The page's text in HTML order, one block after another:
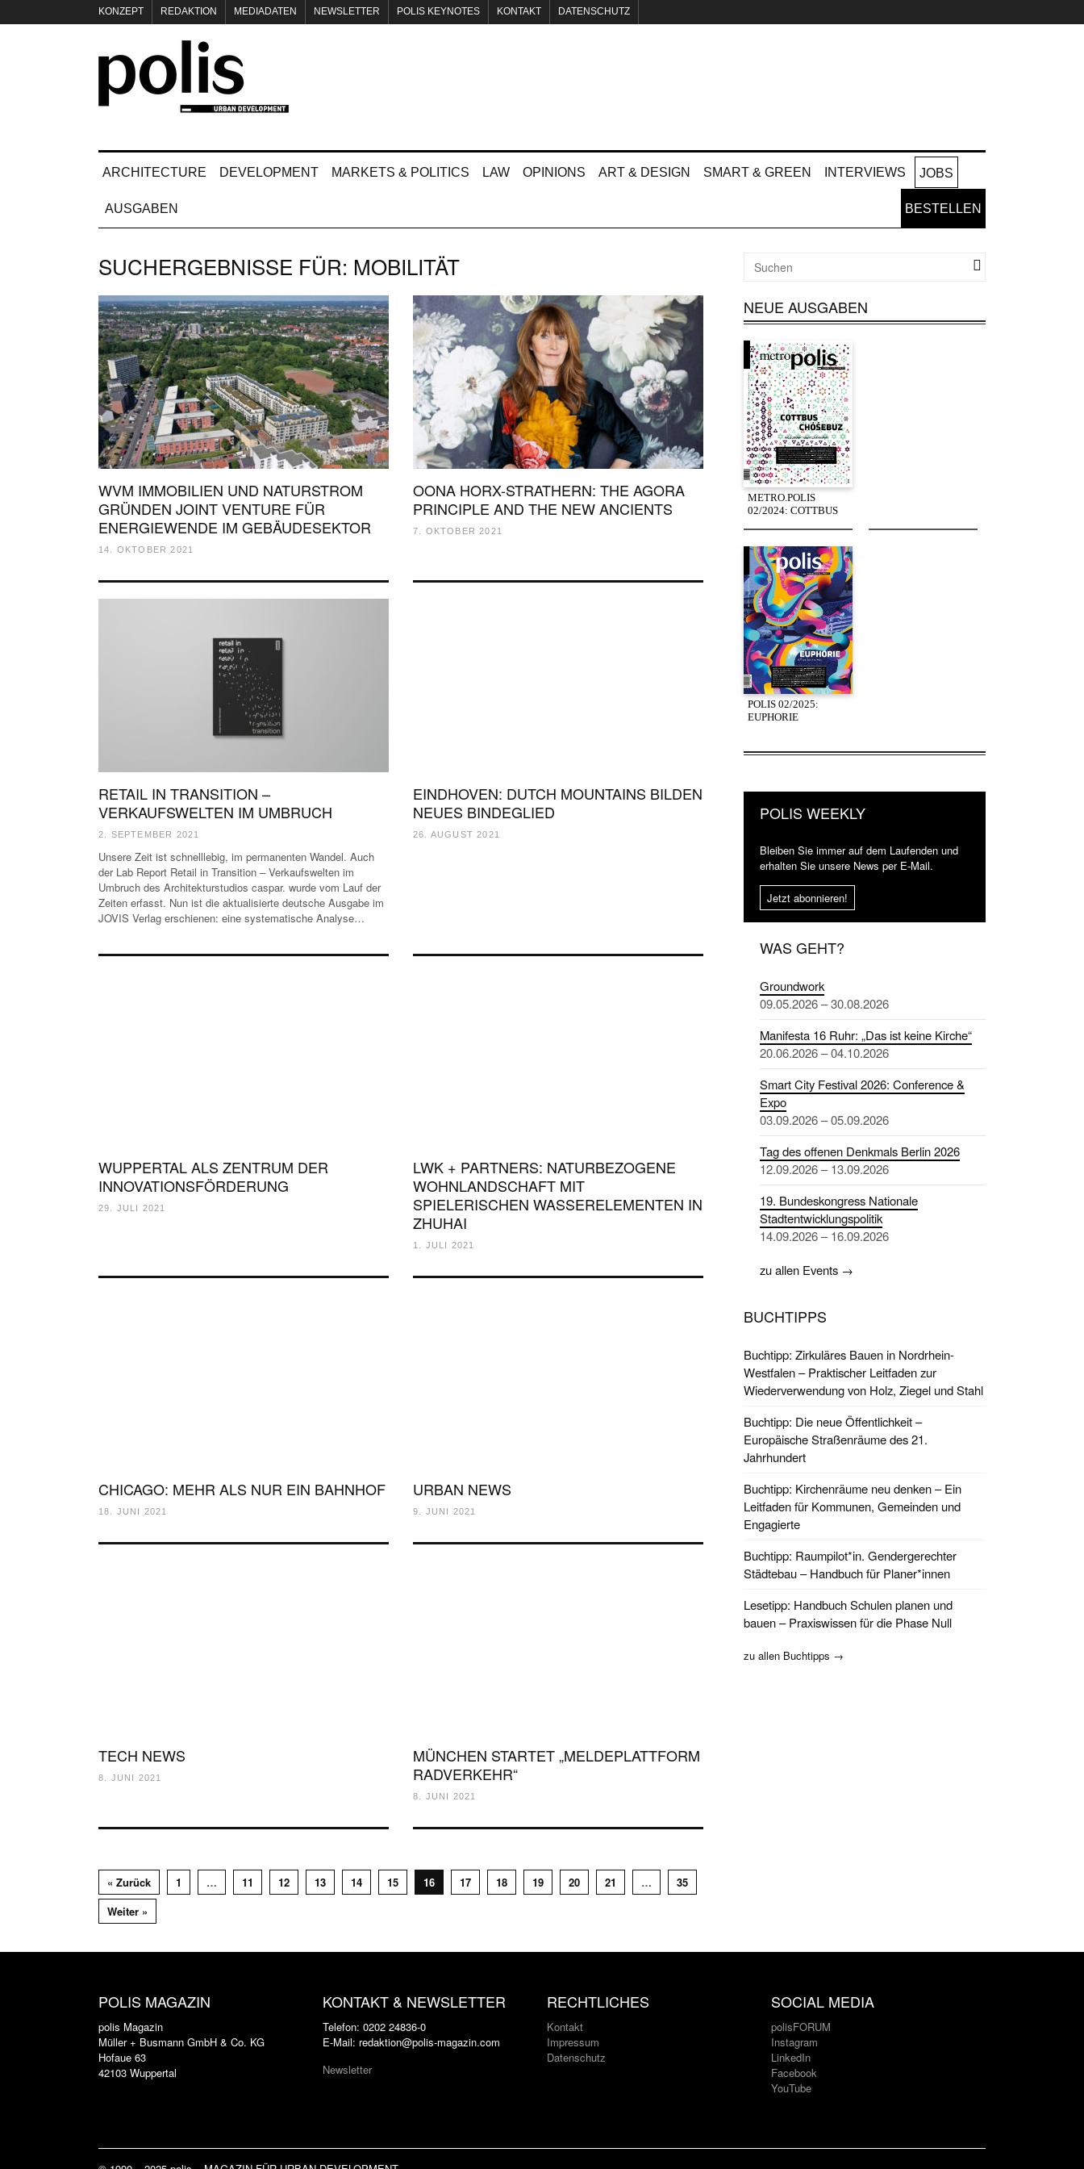
KONZEPT REDAKTION MEDIADATEN NEWSLETTER POLIS KEYNOTES KONTAKT DATENSCHUTZ
ARCHITECTURE DEVELOPMENT MARKETS & POLITICS LAW OPINIONS ART & DESIGN SMART & GREEN INTERVIEWS JOBS
AUSGABEN BESTELLEN
SUCHERGEBNISSE FÜR: MOBILITÄT
WVM IMMOBILIEN UND NATURSTROM
GRÜNDEN JOINT VENTURE FÜR
ENERGIEWENDE IM GEBÄUDESEKTOR
14. OKTOBER 2021
OONA HORX-STRATHERN: THE AGORA
PRINCIPLE AND THE NEW ANCIENTS
7. OKTOBER 2021
RETAIL IN TRANSITION –
VERKAUFSWELTEN IM UMBRUCH
2. SEPTEMBER 2021
Unsere Zeit ist schnelllebig, im permanenten Wandel. Auch
der Lab Report Retail in Transition – Verkaufswelten im
Umbruch des Architekturstudios caspar. wurde vom Lauf der
Zeiten erfasst. Nun ist die aktualisierte deutsche Ausgabe im
JOVIS Verlag erschienen: eine systematische Analyse…
EINDHOVEN: DUTCH MOUNTAINS BILDEN
NEUES BINDEGLIED
26. AUGUST 2021
WUPPERTAL ALS ZENTRUM DER
INNOVATIONSFÖRDERUNG
29. JULI 2021
LWK + PARTNERS: NATURBEZOGENE
WOHNLANDSCHAFT MIT
SPIELERISCHEN WASSERELEMENTEN IN
ZHUHAI
1. JULI 2021
CHICAGO: MEHR ALS NUR EIN BAHNHOF
18. JUNI 2021
URBAN NEWS
9. JUNI 2021
TECH NEWS
8. JUNI 2021
MÜNCHEN STARTET „MELDEPLATTFORM
RADVERKEHR“
8. JUNI 2021
« Zurück 1 … 11 12 13 14 15 16 17 18 19 20 21 …
35
Weiter »
NEUE AUSGABEN
METRO.POLIS
02/2024: COTTBUS
POLIS 02/2025:
EUPHORIE
POLIS WEEKLY
Bleiben Sie immer auf dem Laufenden und
erhalten Sie unsere News per E-Mail.
Jetzt abonnieren!
WAS GEHT?
Groundwork
09.05.2026 – 30.08.2026
Manifesta 16 Ruhr: „Das ist keine Kirche“
20.06.2026 – 04.10.2026
Smart City Festival 2026: Conference &
Expo
03.09.2026 – 05.09.2026
Tag des offenen Denkmals Berlin 2026
12.09.2026 – 13.09.2026
19. Bundeskongress Nationale
Stadtentwicklungspolitik
14.09.2026 – 16.09.2026
zu allen Events →
BUCHTIPPS
Buchtipp: Zirkuläres Bauen in Nordrhein-
Westfalen – Praktischer Leitfaden zur
Wiederverwendung von Holz, Ziegel und Stahl
Buchtipp: Die neue Öffentlichkeit –
Europäische Straßenräume des 21.
Jahrhundert
Buchtipp: Kirchenräume neu denken – Ein
Leitfaden für Kommunen, Gemeinden und
Engagierte
Buchtipp: Raumpilot*in. Gendergerechter
Städtebau – Handbuch für Planer*innen
Lesetipp: Handbuch Schulen planen und
bauen – Praxiswissen für die Phase Null
zu allen Buchtipps →
POLIS MAGAZIN
polis Magazin
Müller + Busmann GmbH & Co. KG
Hofaue 63
42103 Wuppertal
KONTAKT & NEWSLETTER
Telefon: 0202 24836-0
E-Mail: redaktion@polis-magazin.com
Newsletter
RECHTLICHES
Kontakt
Impressum
Datenschutz
SOCIAL MEDIA
polisFORUM
Instagram
LinkedIn
Facebook
YouTube